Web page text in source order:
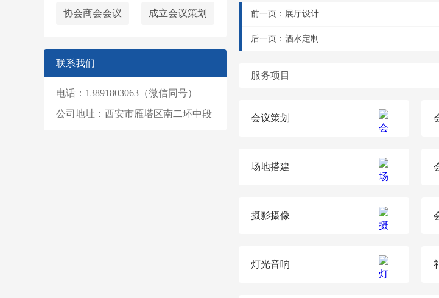
协会商会会议 成立会议策划
联系我们
电话：13891803063（微信同号）
公司地址：西安市雁塔区南二环中段
前一页： 展厅设计
后一页： 酒水定制
服务项目
会议策划
场地搭建
摄影摄像
灯光音响